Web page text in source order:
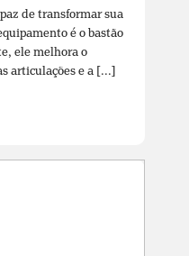
de transformar sua
é o bastão
ele melhora o
articulações e a [...]